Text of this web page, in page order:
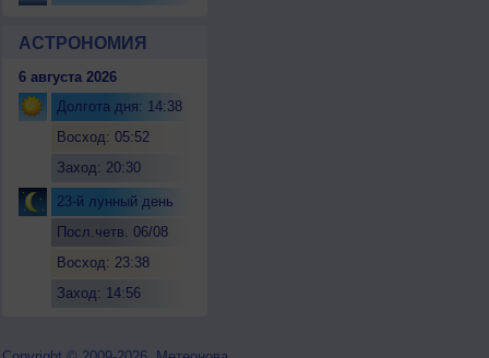
АСТРОНОМИЯ
6 августа 2026
Долгота дня: 14:38
Восход: 05:52
Заход: 20:30
23-й лунный день
Посл.четв. 06/08
Восход: 23:38
Заход: 14:56